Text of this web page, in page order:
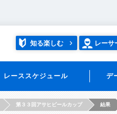
知る楽しむ レーサ
レーススケジュール デ
第３３回アサヒビールカップ 結果